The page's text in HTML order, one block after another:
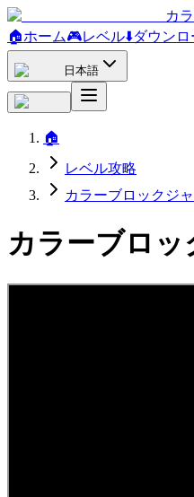
カ
🏠ホーム🎮レベル⬇️ダウンロ
日本語
🏠
レベル攻略
カラーブロックジ
カラーブロ